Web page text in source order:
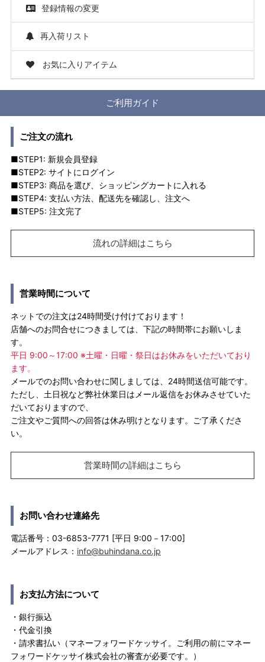
登録情報の変更
再入荷リスト
お気に入りアイテム
ご利用ガイド
ご注文の流れ
■STEP1: 新規会員登録
■STEP2: サイトにログイン
■STEP3: 商品を選び、ショッピングカートに入れる
■STEP4: 支払い方法、配送先を確認し、注文へ
■STEP5: 注文完了
流れの詳細はこちら
営業時間について
ネットでの注文は24時間受け付けております！
店舗へのお問合せにつきましては、下記の時間帯にお願いしま
す。
平日 9:00～17:00 ※土曜・日曜・祭日はお休みをいただいており
ます。
メールでのお問い合わせに関しましては、24時間送信可能です。
ただし、土日祝など弊社休業日はメール返信をお休みさせていた
だいておりますので、
ご注文やご質問への回答は休み明けとなります。ご了承くださ
い。
営業時間の詳細はこちら
お問い合わせ連絡先
電話番号：03-6853-7771 [平日 9:00－17:00]
メールアドレス： info@buhindana.co.jp
お支払方法について
・銀行振込
・代金引換
・請求書払い（マネーフォワードケッサイ。ご利用の前にマネー
フォワードケッサイ株式会社の審査が必要です。）